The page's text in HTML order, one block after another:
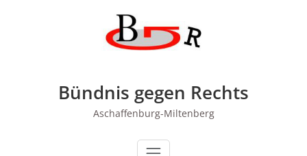
Bündnis gegen Rechts
Aschaffenburg-Miltenberg